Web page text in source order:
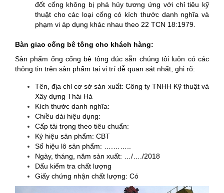
đốt cống không bị phá hủy tương ứng với chỉ tiêu kỹ
thuật cho các loại cống có kích thước danh nghĩa và
phạm vi áp dụng khác nhau theo 22 TCN 18:1979.
Bàn giao cống bê tông cho khách hàng:
Sản phẩm ống cống bê tông đúc sẵn chúng tôi luôn có các
thông tin trên sản phẩm tại vị trí dễ quan sát nhất, ghi rõ:
Tên, địa chỉ cơ sở sản xuất: Công ty TNHH Kỹ thuật và
Xây dựng Thái Hà
Kích thước danh nghĩa:
Chiều dài hiệu dụng:
Cấp tải trọng theo tiêu chuẩn:
Ký hiệu sản phẩm: CBT
Số hiệu lô sản phẩm: ….……..
Ngày, tháng, năm sản xuất: …/…./2018
Dấu kiểm tra chất lượng
Giấy chứng nhận chất lượng: Có